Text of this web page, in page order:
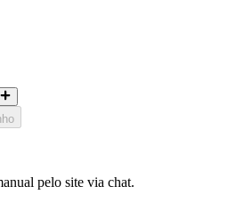
pelo site via chat.